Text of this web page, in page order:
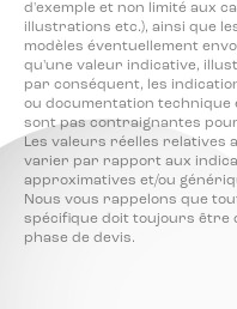
d'exemple et non limité aux
illustrations etc.), ainsi que
modèles éventuellement
qu'une valeur indicative,
par conséquent, les
ou documentation technique
sont pas contraignantes
Les valeurs réelles relatives
varier par rapport aux
approximatives et/ou
Nous vous rappelons que
spécifique doit toujours être
phase de devis.